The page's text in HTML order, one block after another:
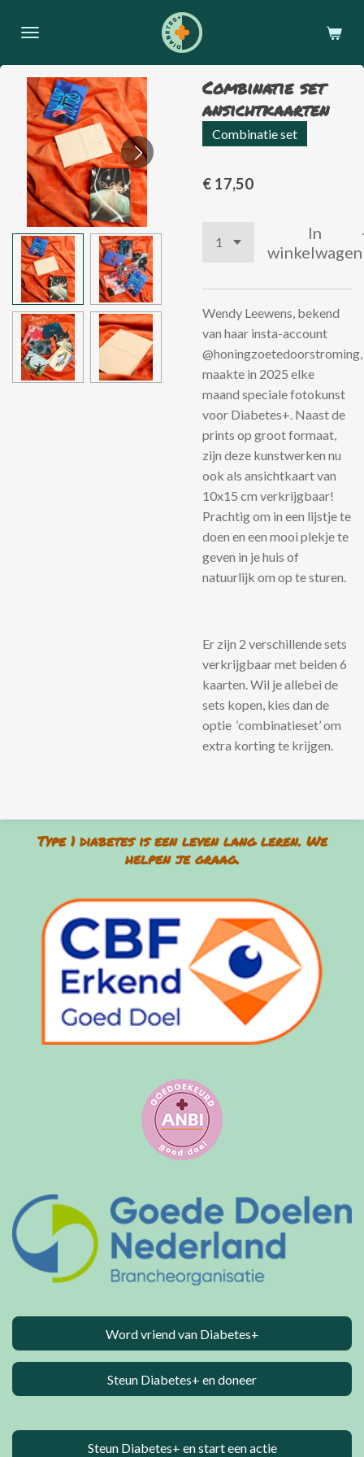
direct
hoofdinhoud
Combinatie set
ansichtkaarten
Combinatie set
€ 17,50
In
winkelwagen
Wendy Leewens, bekend
van haar insta-account
@honingzoetedoorstroming,
maakte in 2025 elke
maand speciale fotokunst
voor Diabetes+. Naast de
prints op groot formaat,
zijn deze kunstwerken nu
ook als ansichtkaart van
10x15 cm verkrijgbaar!
Prachtig om in een lijstje te
doen en een mooi plekje te
geven in je huis of
natuurlijk om op te sturen.
Er zijn 2 verschillende sets
verkrijgbaar met beiden 6
kaarten. Wil je allebei de
sets kopen, kies dan de
optie ‘combinatieset’ om
extra korting te krijgen.
Type 1 diabetes is een leven lang leren. We
helpen je graag.
Word vriend van Diabetes+
Steun Diabetes+ en doneer
Steun Diabetes+ en start een actie